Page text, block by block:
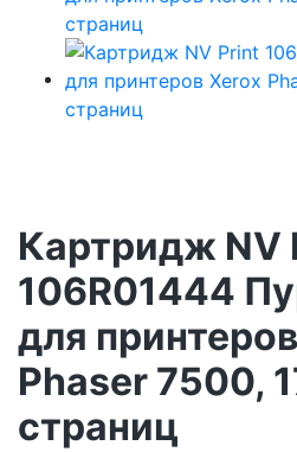
Картридж NV
106R01444
для
Phaser 7500,
страниц